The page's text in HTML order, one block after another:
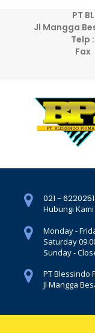
PT
Jl Mangga
Telp :
Fax
021 -
Hubungi Kami
Monday -
Saturday
Sunday -
PT Blessindo
Jl Mangga